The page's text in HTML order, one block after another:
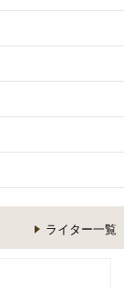
ライター一覧